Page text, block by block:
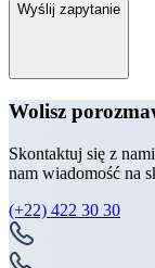
Wyślij zapytanie
Wolisz
Skontaktuj się z
nam wiadomość na
(+22) 422 30 30